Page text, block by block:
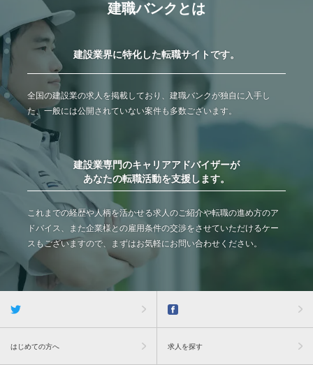
建職バンクとは
建設業界に特化した転職サイトです。
全国の建設業の求人を掲載しており、建職バンクが独自に入手し
た、一般には公開されていない案件も多数ございます。
建設業専門のキャリアアドバイザーが
あなたの転職活動を支援します。
これまでの経歴や人柄を活かせる求人のご紹介や転職の進め方のア
ドバイス、また企業様との雇用条件の交渉をさせていただけるケー
スもございますので、まずはお気軽にお問い合わせください。
はじめての方へ 求人を探す